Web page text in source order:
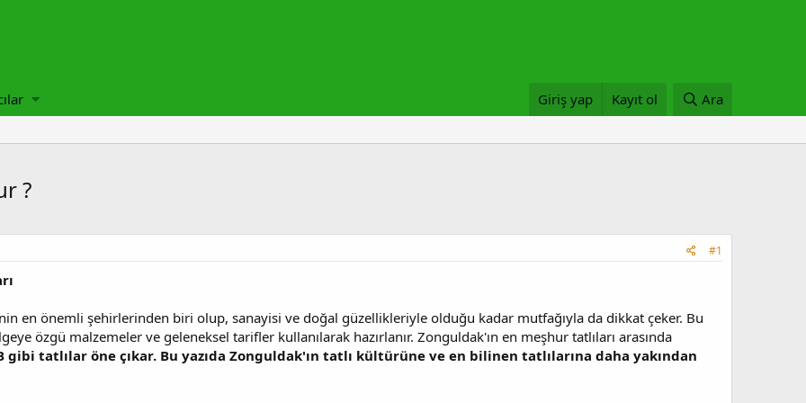
Giriş yap Kayıt ol Ara
?
#1
en önemli şehirlerinden biri olup, sanayisi ve doğal güzellikleriyle olduğu kadar mutfağıyla da dikkat çeker. Bu
özgü malzemeler ve geleneksel tarifler kullanılarak hazırlanır. Zonguldak'ın en meşhur tatlıları arasında
gibi tatlılar öne çıkar. Bu yazıda Zonguldak'ın tatlı kültürüne ve en bilinen tatlılarına daha yakından